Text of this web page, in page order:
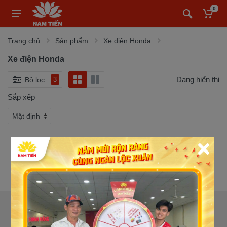
0
Trang chủ Sản phẩm Xe điện Honda
Xe điện Honda
Bộ lọc 3 Dạng hiển thị
Sắp xếp
CỬA HÀNG XE MÁY NAM TIẾN